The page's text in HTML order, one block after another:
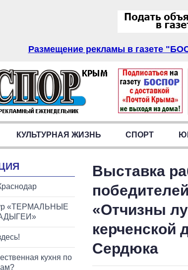
Размещение рекламы в газете
КУЛЬТУРНАЯ ЖИЗНЬ СПОРТ
«ТЕРМАЛЬНЫЕ
кухня по
Выставка
«Отчизны
керченской
Сердюка